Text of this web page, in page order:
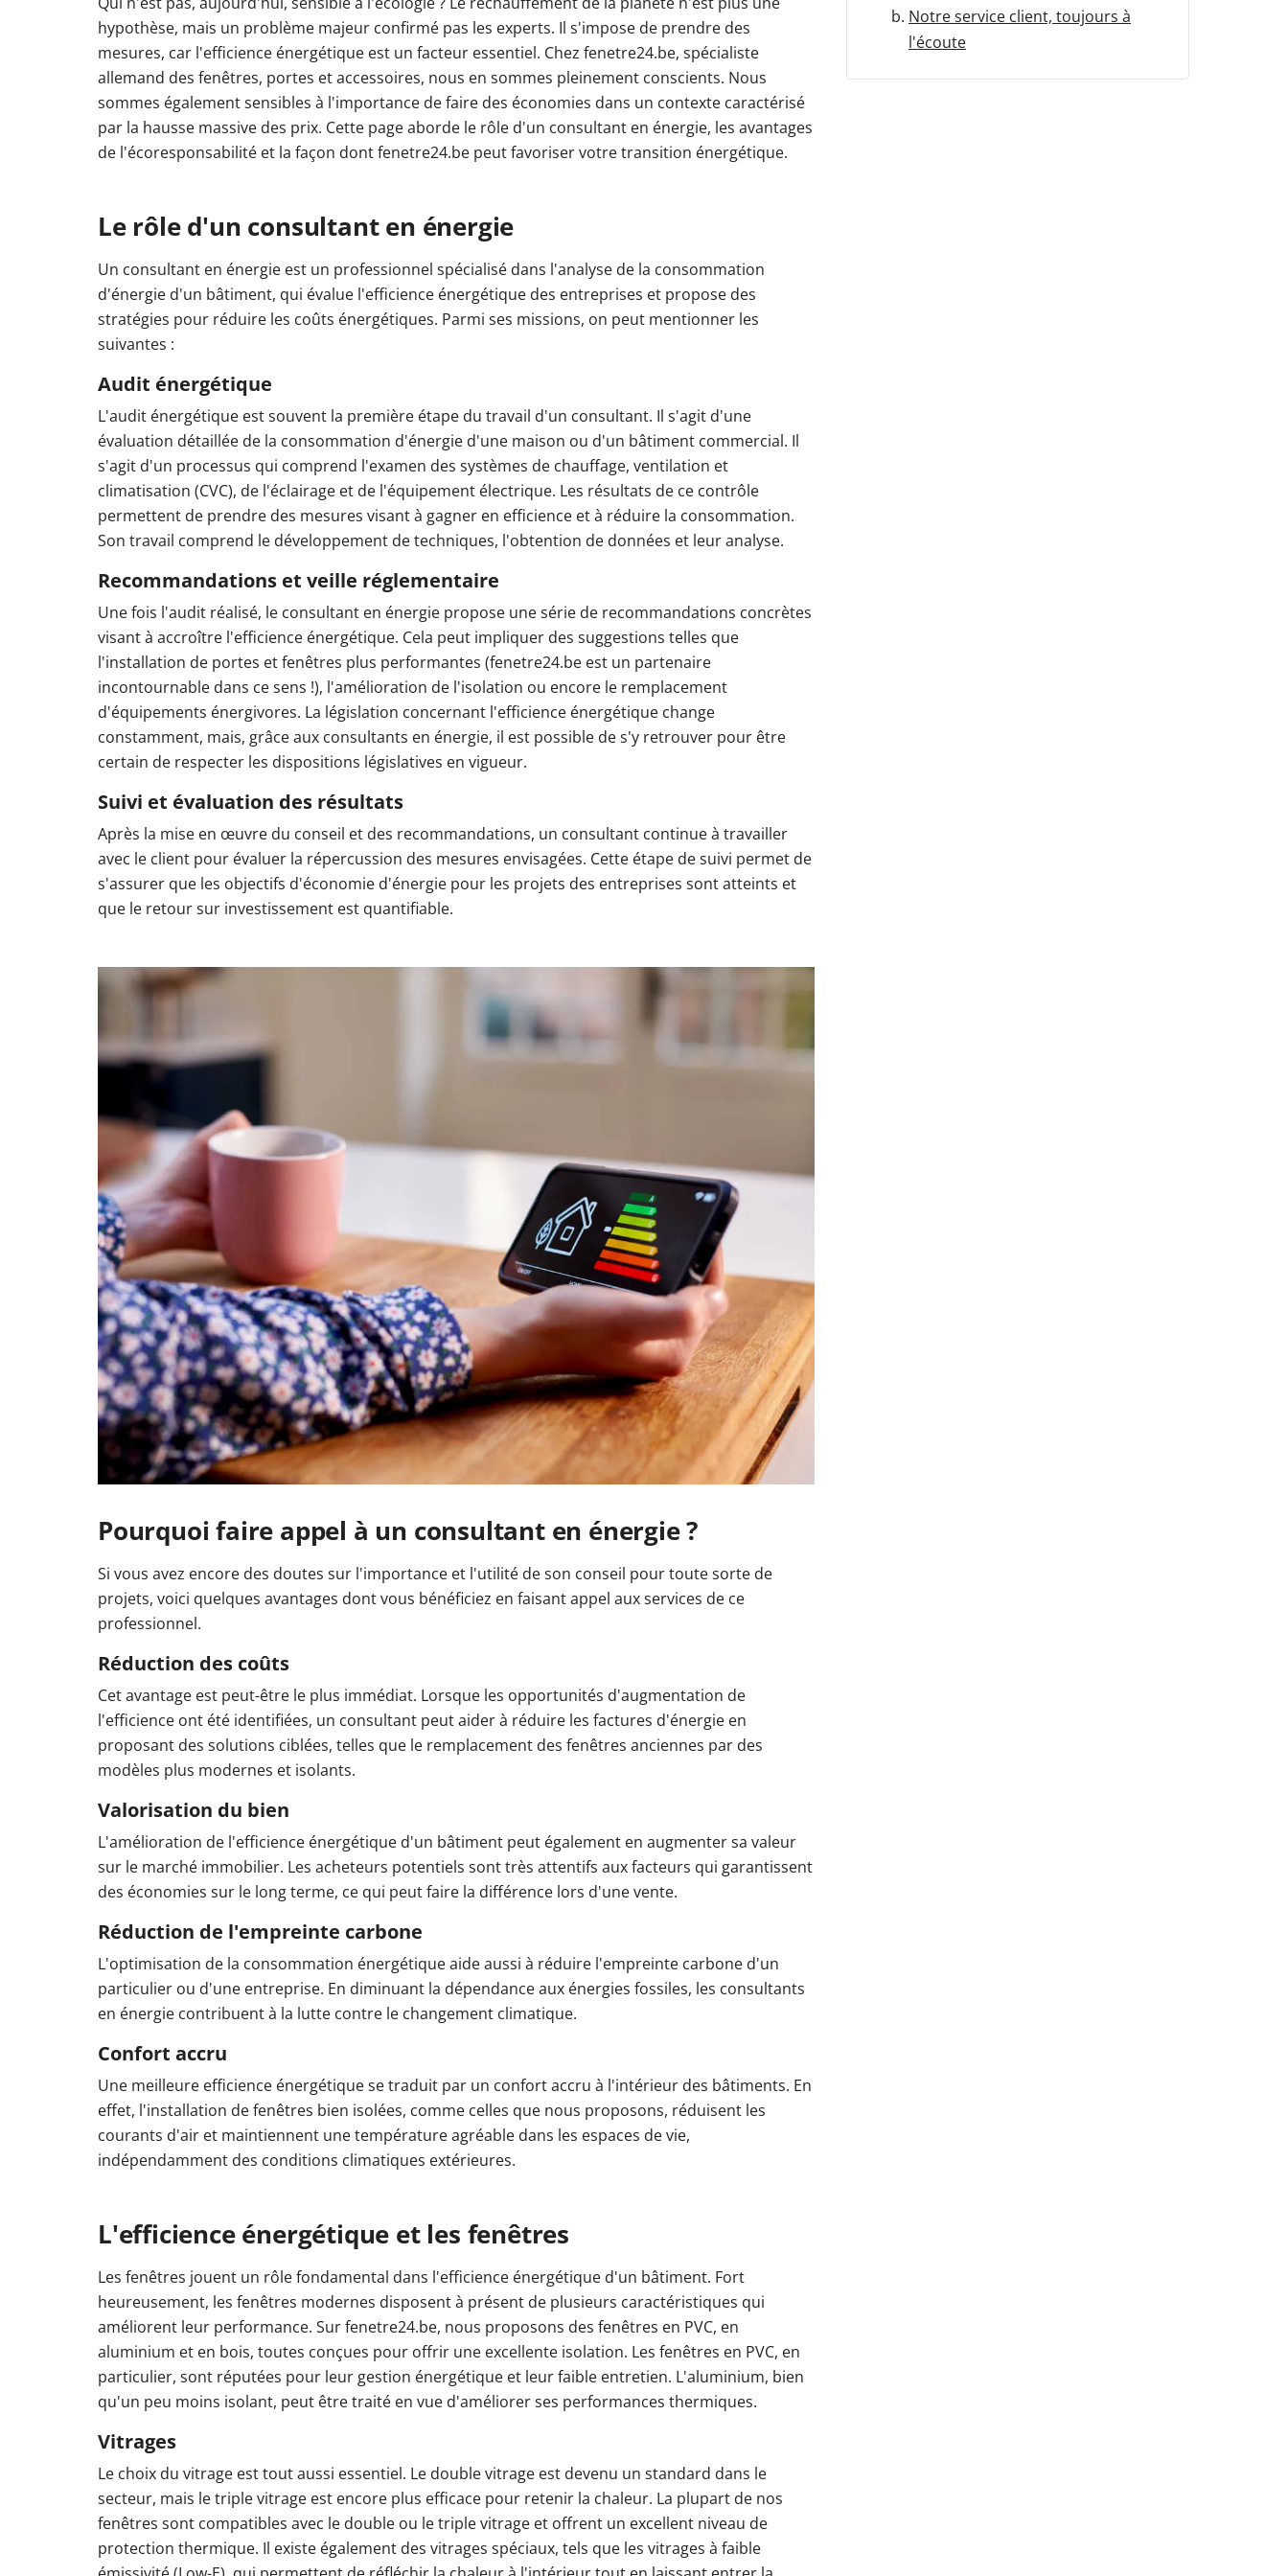
Notre service client, toujours à
l'écoute
hypothèse, mais un problème majeur confirmé pas les experts. Il s'impose de prendre des
mesures, car l'efficience énergétique est un facteur essentiel. Chez fenetre24.be, spécialiste
allemand des fenêtres, portes et accessoires, nous en sommes pleinement conscients. Nous
sommes également sensibles à l'importance de faire des économies dans un contexte caractérisé
par la hausse massive des prix. Cette page aborde le rôle d'un consultant en énergie, les avantages
de l'écoresponsabilité et la façon dont fenetre24.be peut favoriser votre transition énergétique.
Le rôle d'un consultant en énergie
Un consultant en énergie est un professionnel spécialisé dans l'analyse de la consommation
d'énergie d'un bâtiment, qui évalue l'efficience énergétique des entreprises et propose des
stratégies pour réduire les coûts énergétiques. Parmi ses missions, on peut mentionner les
suivantes :
Audit énergétique
L'audit énergétique est souvent la première étape du travail d'un consultant. Il s'agit d'une
évaluation détaillée de la consommation d'énergie d'une maison ou d'un bâtiment commercial. Il
s'agit d'un processus qui comprend l'examen des systèmes de chauffage, ventilation et
climatisation (CVC), de l'éclairage et de l'équipement électrique. Les résultats de ce contrôle
permettent de prendre des mesures visant à gagner en efficience et à réduire la consommation.
Son travail comprend le développement de techniques, l'obtention de données et leur analyse.
Recommandations et veille réglementaire
Une fois l'audit réalisé, le consultant en énergie propose une série de recommandations concrètes
visant à accroître l'efficience énergétique. Cela peut impliquer des suggestions telles que
l'installation de portes et fenêtres plus performantes (fenetre24.be est un partenaire
incontournable dans ce sens !), l'amélioration de l'isolation ou encore le remplacement
d'équipements énergivores. La législation concernant l'efficience énergétique change
constamment, mais, grâce aux consultants en énergie, il est possible de s'y retrouver pour être
certain de respecter les dispositions législatives en vigueur.
Suivi et évaluation des résultats
Après la mise en œuvre du conseil et des recommandations, un consultant continue à travailler
avec le client pour évaluer la répercussion des mesures envisagées. Cette étape de suivi permet de
s'assurer que les objectifs d'économie d'énergie pour les projets des entreprises sont atteints et
que le retour sur investissement est quantifiable.
Pourquoi faire appel à un consultant en énergie ?
Si vous avez encore des doutes sur l'importance et l'utilité de son conseil pour toute sorte de
projets, voici quelques avantages dont vous bénéficiez en faisant appel aux services de ce
professionnel.
Réduction des coûts
Cet avantage est peut-être le plus immédiat. Lorsque les opportunités d'augmentation de
l'efficience ont été identifiées, un consultant peut aider à réduire les factures d'énergie en
proposant des solutions ciblées, telles que le remplacement des fenêtres anciennes par des
modèles plus modernes et isolants.
Valorisation du bien
L'amélioration de l'efficience énergétique d'un bâtiment peut également en augmenter sa valeur
sur le marché immobilier. Les acheteurs potentiels sont très attentifs aux facteurs qui garantissent
des économies sur le long terme, ce qui peut faire la différence lors d'une vente.
Réduction de l'empreinte carbone
L'optimisation de la consommation énergétique aide aussi à réduire l'empreinte carbone d'un
particulier ou d'une entreprise. En diminuant la dépendance aux énergies fossiles, les consultants
en énergie contribuent à la lutte contre le changement climatique.
Confort accru
Une meilleure efficience énergétique se traduit par un confort accru à l'intérieur des bâtiments. En
effet, l'installation de fenêtres bien isolées, comme celles que nous proposons, réduisent les
courants d'air et maintiennent une température agréable dans les espaces de vie,
indépendamment des conditions climatiques extérieures.
L'efficience énergétique et les fenêtres
Les fenêtres jouent un rôle fondamental dans l'efficience énergétique d'un bâtiment. Fort
heureusement, les fenêtres modernes disposent à présent de plusieurs caractéristiques qui
améliorent leur performance. Sur fenetre24.be, nous proposons des fenêtres en PVC, en
aluminium et en bois, toutes conçues pour offrir une excellente isolation. Les fenêtres en PVC, en
particulier, sont réputées pour leur gestion énergétique et leur faible entretien. L'aluminium, bien
qu'un peu moins isolant, peut être traité en vue d'améliorer ses performances thermiques.
Vitrages
Le choix du vitrage est tout aussi essentiel. Le double vitrage est devenu un standard dans le
secteur, mais le triple vitrage est encore plus efficace pour retenir la chaleur. La plupart de nos
fenêtres sont compatibles avec le double ou le triple vitrage et offrent un excellent niveau de
protection thermique. Il existe également des vitrages spéciaux, tels que les vitrages à faible